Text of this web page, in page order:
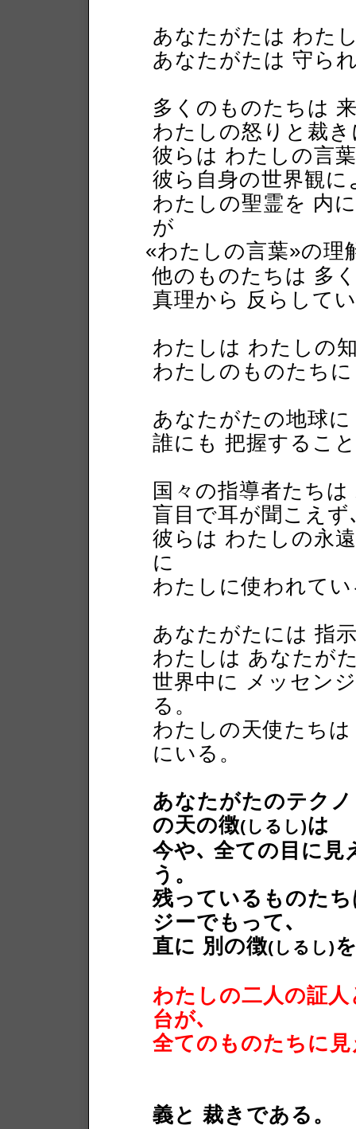
あなたがたは わた
あなたがたは 守ら
多くのものたちは
わたしの怒りと裁
彼らは わたしの言
彼ら自身の世界観
わたしの聖霊を 内
が
«わたしの言葉»の理
他のものたちは 多
真理から 反らして
わたしは わたしの
わたしのものたち
あなたがたの地球
誰にも 把握するこ
国々の指導者たち
盲目で耳が聞こえず
彼らは わたしの永
に
わたしに使われて
あなたがたには 指
わたしは あなたが
世界中に メッセン
る。
わたしの天使たち
にいる。
あなたがたのテク
の天の徴(しるし)は
今や､ 全ての目に見
う。
残っているものた
ジーでもって､
直に 別の徴(しるし)
わたしの二人の証
台が､
全てのものたちに
義と 裁きである。